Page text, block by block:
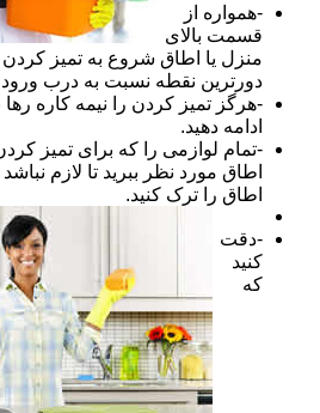
-همواره از
قسمت بالای
منزل یا اطاق شروع به تمیز کردن
دورترین نقطه نسبت به درب
-هرگز تمیز کردن را نیمه کاره رها
ادامه دهید.
-تمام لوازمی را که برای تمیز
اطاق مورد نظر ببرید تا لازم
اطاق را ترک کنید.
-دقت
کنید
که